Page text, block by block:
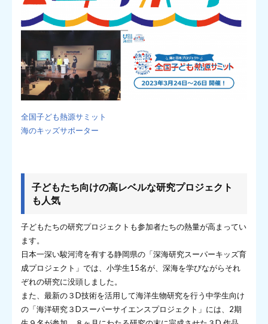
全国子ども熱源サミット
海のキッズサポーター
子どもたち向けの高レベルな研究プロジェクト
も人気
子どもたちの研究プロジェクトも参加者たちの熱量が高まってい
ます。
日本一深い駿河湾を有する静岡県の「深海研究スーパーキッズ育
成プロジェクト」では、小学生15名が、深海を学びながらそれ
ぞれの研究に没頭しました。
また、最新の３D技術を活用して海洋生物研究を行う中学生向け
の「海洋研究３Dスーパーサイエンスプロジェクト」には、2期